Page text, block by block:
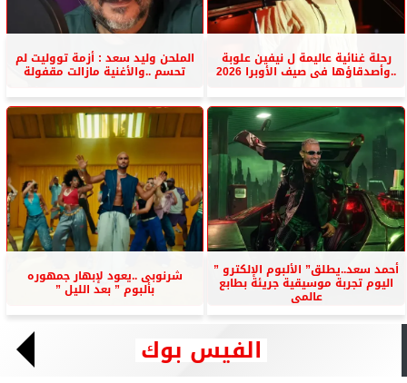
رحلة غنائية عاليمة ل نيفين علوبة
..وأصدقاؤها فى صيف الأوبرا 2026
الملحن وليد سعد : أزمة تووليت لم
تحسم ..والأغنية مازالت مقفولة
أحمد سعد..يطلق” الألبوم الإلكترو ”
اليوم تجربة موسيقية جريئة بطابع
عالمى
شرنوبى ..يعود لإبهار جمهوره
بألبوم ” بعد الليل ”
الفيس بوك